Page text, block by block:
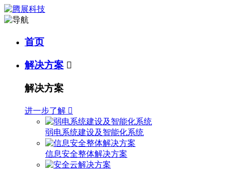
首页
解决方案 
解决方案
进一步了解 
弱电系统建设及智能化系统
信息安全整体解决方案